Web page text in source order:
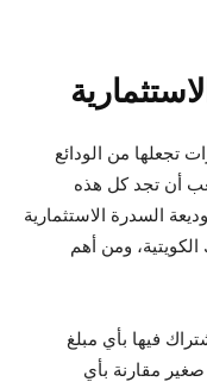
تجعلها من الودائع
أن تجد كل هذه
السدرة الاستثمارية
ومن أهم
فيها بأي مبلغ
مبلغ صغير مقارنة بأي